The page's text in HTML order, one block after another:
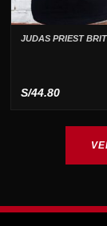
JUDAS PRIEST
S/44.80